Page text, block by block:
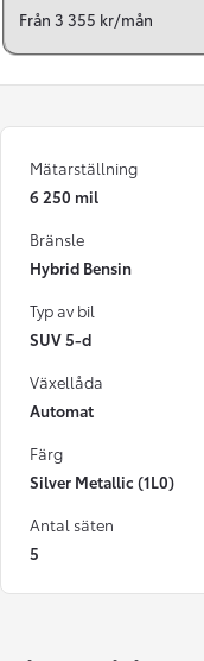
Från 3 355 kr/mån
Mätarställning
6 250 mil
Bränsle
Hybrid Bensin
Typ av bil
SUV 5-d
Växellåda
Automat
Färg
Silver Metallic (1L0)
Antal säten
5